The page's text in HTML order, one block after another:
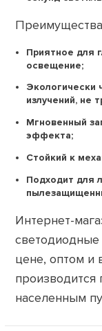
Приятное для
освещение;
Экологически
излучений, не
Мгновенный
эффекта;
Стойкий к
Подходит для
Интернет-
цене, оптом и
населенным